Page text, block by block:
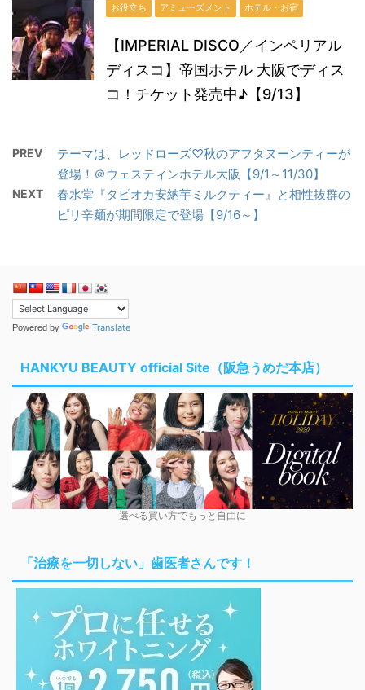
お役立ち アミューズメント ホテル・お宿
【IMPERIAL DISCO／インペリアル
ディスコ】帝国ホテル 大阪でディス
コ！チケット発売中♪【9/13】
PREV
テーマは、レッドローズ♡秋のアフタヌーンティーが
登場！＠ウェスティンホテル大阪【9/1～11/30】
NEXT
春水堂『タピオカ安納芋ミルクティー』と相性抜群の
ピリ辛麺が期間限定で登場【9/16～】
Powered by Translate
HANKYU BEAUTY official Site（阪急うめだ本店）
選べる買い方でもっと自由に
「治療を一切しない」歯医者さんです！